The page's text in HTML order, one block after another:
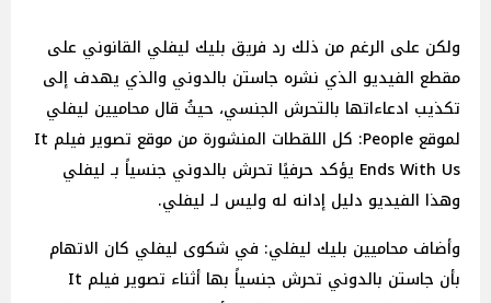
ولكن على الرغم من ذلك رد فريق بليك ليفلي القانوني على
مقطع الفيديو الذي نشره جاستن بالدوني والذي يهدف إلى
تكذيب ادعاءاتها بالتحرش الجنسي، حيثُ قال محاميين ليفلي
لموقع People: كل اللقطات المنشورة من موقع تصوير فيلم It
Ends With Us يؤكد حرفيًا تحرش بالدوني جنسياً بـ ليفلي
وهذا الفيديو دليل إدانه له وليس لـ ليفلي.
وأضاف محاميين بليك ليفلي: في شكوى ليفلي كان الاتهام
بأن جاستن بالدوني تحرش جنسياً بها أثناء تصوير فيلم It